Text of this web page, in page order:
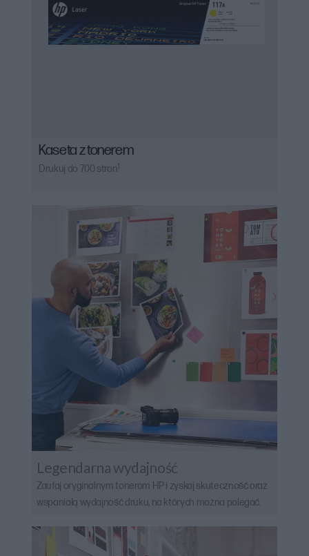
Kaseta z tonerem
Drukuj do 700 stron
Legendarna wydajność
Zaufaj oryginalnym tonerom HP i zyskaj skuteczność oraz
wspaniałą wydajność druku, na których można polegać.